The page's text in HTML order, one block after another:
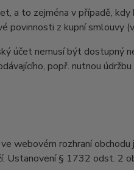
a to zejména v případě,
povinnosti z kupní smlouvy
účet nemusí být dostupný
popř. nutnou
rozhraní obchodu
§ 1732 odst. 2